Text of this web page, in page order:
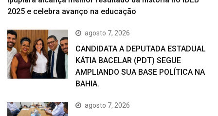
2025 e celebra avanço na educação
agosto 7, 2026
CANDIDATA A DEPUTADA ESTADUAL
KÁTIA BACELAR (PDT) SEGUE
AMPLIANDO SUA BASE POLÍTICA NA
BAHIA.
agosto 7, 2026